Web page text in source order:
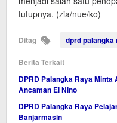
tutupnya. (zia/nue/ko)
Ditag dprd palangka
Berita Terkait
DPRD Palangka Raya
Ancaman El Nino
DPRD Palangka Raya
Banjarmasin